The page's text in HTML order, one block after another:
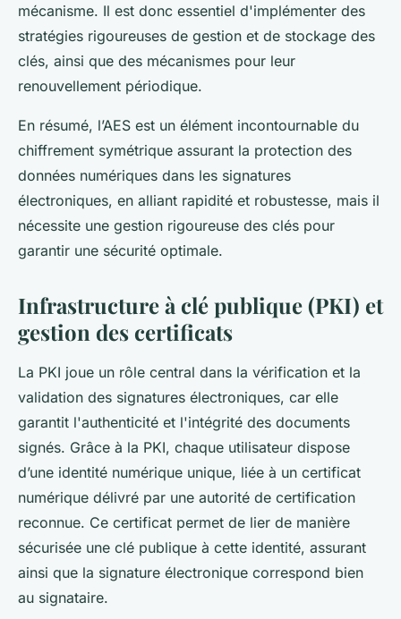
mécanisme. Il est donc essentiel d'implémenter des
stratégies rigoureuses de gestion et de stockage des
clés, ainsi que des mécanismes pour leur
renouvellement périodique.
En résumé, l’AES est un élément incontournable du
chiffrement symétrique assurant la protection des
données numériques dans les signatures
électroniques, en alliant rapidité et robustesse, mais il
nécessite une gestion rigoureuse des clés pour
garantir une sécurité optimale.
Infrastructure à clé publique (PKI) et
gestion des certificats
La PKI joue un rôle central dans la vérification et la
validation des signatures électroniques, car elle
garantit l'authenticité et l'intégrité des documents
signés. Grâce à la PKI, chaque utilisateur dispose
d’une identité numérique unique, liée à un certificat
numérique délivré par une autorité de certification
reconnue. Ce certificat permet de lier de manière
sécurisée une clé publique à cette identité, assurant
ainsi que la signature électronique correspond bien
au signataire.